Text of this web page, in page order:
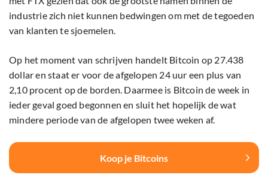
industrie zich niet kunnen bedwingen om met de tegoeden
van klanten te sjoemelen.
Op het moment van schrijven handelt Bitcoin op 27.438
dollar en staat er voor de afgelopen 24 uur een plus van
2,10 procent op de borden. Daarmee is Bitcoin de week in
ieder geval goed begonnen en sluit het hopelijk de wat
mindere periode van de afgelopen twee weken af.
Koop je Bitcoins